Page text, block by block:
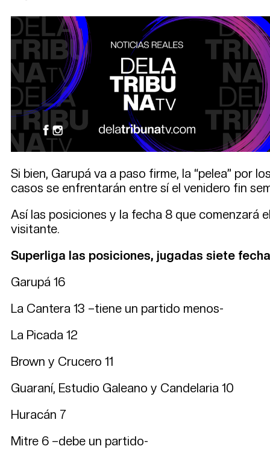
Si bien, Garupá va a paso firme, la “pelea”
casos se enfrentarán entre sí el venidero fin
Así las posiciones y la fecha 8 que comenzará
visitante.
Superliga las posiciones, jugadas siete
Garupá 16
La Cantera 13 –tiene un partido menos-
La Picada 12
Brown y Crucero 11
Guaraní, Estudio Galeano y Candelaria 10
Huracán 7
Mitre 6 –debe un partido-